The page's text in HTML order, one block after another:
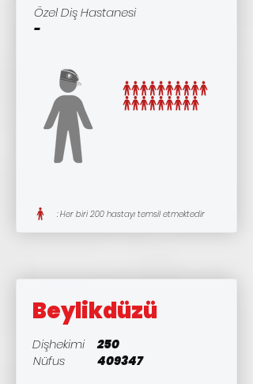
Özel Diş Hastanesi
-
: Her biri 200 hastayı temsil etmektedir
Beylikdüzü
Dişhekimi
250
Nüfus
409347